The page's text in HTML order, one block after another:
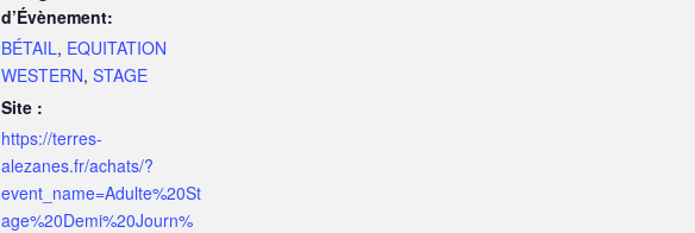
d’Évènement:
BÉTAIL, EQUITATION
WESTERN, STAGE
Site :
https://terres-
alezanes.fr/achats/?
event_name=Adulte%20St
age%20Demi%20Journ%